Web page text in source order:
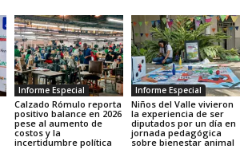
Informe Especial
Calzado Rómulo reporta
positivo balance en 2026
pese al aumento de
costos y la
incertidumbre política
Informe Especial
Niños del Valle vivieron
la experiencia de ser
diputados por un día en
jornada pedagógica
sobre bienestar animal